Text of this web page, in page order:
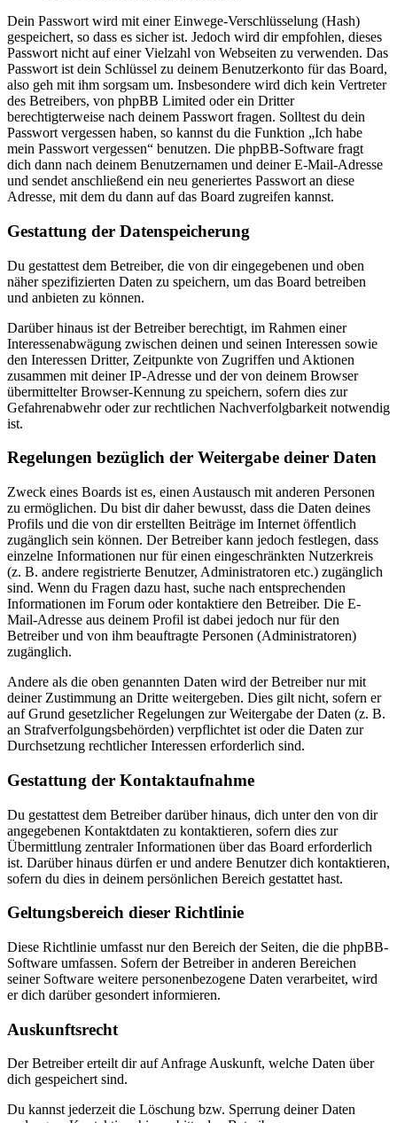
Dein Passwort wird mit einer Einwege-Verschlüsselung (Hash)
gespeichert, so dass es sicher ist. Jedoch wird dir empfohlen, dieses
Passwort nicht auf einer Vielzahl von Webseiten zu verwenden. Das
Passwort ist dein Schlüssel zu deinem Benutzerkonto für das Board,
also geh mit ihm sorgsam um. Insbesondere wird dich kein Vertreter
des Betreibers, von phpBB Limited oder ein Dritter
berechtigterweise nach deinem Passwort fragen. Solltest du dein
Passwort vergessen haben, so kannst du die Funktion „Ich habe
mein Passwort vergessen“ benutzen. Die phpBB-Software fragt
dich dann nach deinem Benutzernamen und deiner E-Mail-Adresse
und sendet anschließend ein neu generiertes Passwort an diese
Adresse, mit dem du dann auf das Board zugreifen kannst.
Gestattung der Datenspeicherung
Du gestattest dem Betreiber, die von dir eingegebenen und oben
näher spezifizierten Daten zu speichern, um das Board betreiben
und anbieten zu können.
Darüber hinaus ist der Betreiber berechtigt, im Rahmen einer
Interessenabwägung zwischen deinen und seinen Interessen sowie
den Interessen Dritter, Zeitpunkte von Zugriffen und Aktionen
zusammen mit deiner IP-Adresse und der von deinem Browser
übermittelter Browser-Kennung zu speichern, sofern dies zur
Gefahrenabwehr oder zur rechtlichen Nachverfolgbarkeit notwendig
ist.
Regelungen bezüglich der Weitergabe deiner Daten
Zweck eines Boards ist es, einen Austausch mit anderen Personen
zu ermöglichen. Du bist dir daher bewusst, dass die Daten deines
Profils und die von dir erstellten Beiträge im Internet öffentlich
zugänglich sein können. Der Betreiber kann jedoch festlegen, dass
einzelne Informationen nur für einen eingeschränkten Nutzerkreis
(z. B. andere registrierte Benutzer, Administratoren etc.) zugänglich
sind. Wenn du Fragen dazu hast, suche nach entsprechenden
Informationen im Forum oder kontaktiere den Betreiber. Die E-
Mail-Adresse aus deinem Profil ist dabei jedoch nur für den
Betreiber und von ihm beauftragte Personen (Administratoren)
zugänglich.
Andere als die oben genannten Daten wird der Betreiber nur mit
deiner Zustimmung an Dritte weitergeben. Dies gilt nicht, sofern er
auf Grund gesetzlicher Regelungen zur Weitergabe der Daten (z. B.
an Strafverfolgungsbehörden) verpflichtet ist oder die Daten zur
Durchsetzung rechtlicher Interessen erforderlich sind.
Gestattung der Kontaktaufnahme
Du gestattest dem Betreiber darüber hinaus, dich unter den von dir
angegebenen Kontaktdaten zu kontaktieren, sofern dies zur
Übermittlung zentraler Informationen über das Board erforderlich
ist. Darüber hinaus dürfen er und andere Benutzer dich kontaktieren,
sofern du dies in deinem persönlichen Bereich gestattet hast.
Geltungsbereich dieser Richtlinie
Diese Richtlinie umfasst nur den Bereich der Seiten, die die phpBB-
Software umfassen. Sofern der Betreiber in anderen Bereichen
seiner Software weitere personenbezogene Daten verarbeitet, wird
er dich darüber gesondert informieren.
Auskunftsrecht
Der Betreiber erteilt dir auf Anfrage Auskunft, welche Daten über
dich gespeichert sind.
Du kannst jederzeit die Löschung bzw. Sperrung deiner Daten